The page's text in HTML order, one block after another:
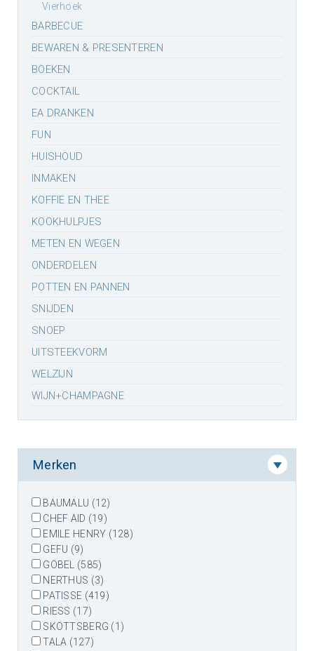
vierhoek
BARBECUE
BEWAREN & PRESENTEREN
BOEKEN
COCKTAIL
EA DRANKEN
FUN
HUISHOUD
INMAKEN
KOFFIE EN THEE
KOOKHULPJES
METEN EN WEGEN
ONDERDELEN
POTTEN EN PANNEN
SNIJDEN
SNOEP
UITSTEEKVORM
WELZIJN
WIJN+CHAMPAGNE
Merken
BAUMALU (12)
CHEF AID (19)
EMILE HENRY (128)
GEFU (9)
GOBEL (585)
NERTHUS (3)
PATISSE (419)
RIESS (17)
SKOTTSBERG (1)
TALA (127)